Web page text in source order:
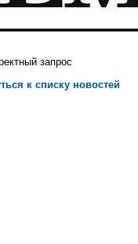
запрос
к списку новостей